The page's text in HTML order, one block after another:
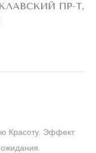
ПР-Т,
Красоту. Эффект